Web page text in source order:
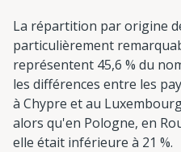
La répartition par origine
particulièrement
représentent 45,6 % du
les différences entre les
à Chypre et au
alors qu'en Pologne, en
elle était inférieure à 21 %.